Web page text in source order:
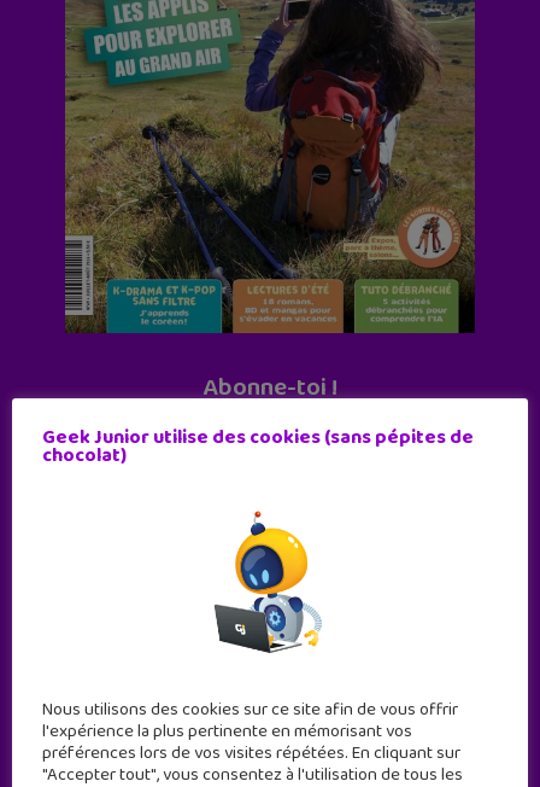
Abonne-toi !
11 numéros par an
Geek Junior utilise des cookies (sans pépites de
chocolat)
Nous utilisons des cookies sur ce site afin de vous offrir
l'expérience la plus pertinente en mémorisant vos
préférences lors de vos visites répétées. En cliquant sur
"Accepter tout", vous consentez à l'utilisation de tous les